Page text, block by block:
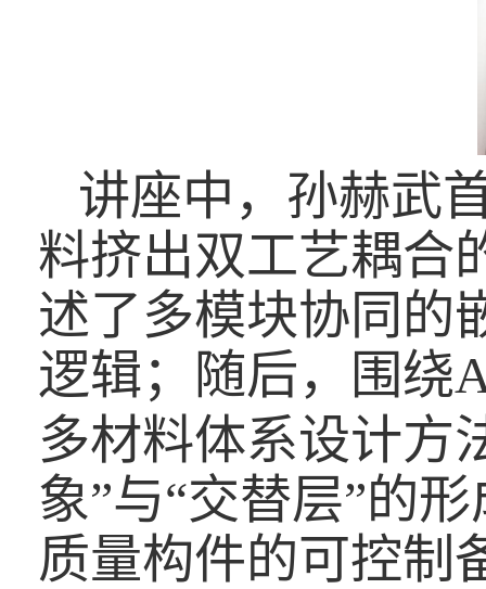
讲座中，孙赫武
料挤出双工艺耦合
述了多模块协同的
逻辑；随后，围绕
多材料体系设计方
象”与“交替层”的
质量构件的可控制